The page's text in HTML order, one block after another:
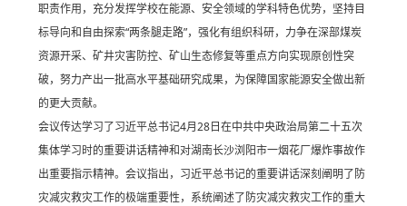
职责作用，充分发挥学校在能源、安全领域的学科特色优势，坚持目
标导向和自由探索“两条腿走路”，强化有组织科研，力争在深部煤炭
资源开采、矿井灾害防控、矿山生态修复等重点方向实现原创性突
破，努力产出一批高水平基础研究成果，为保障国家能源安全做出新
的更大贡献。
会议传达学习了习近平总书记4月28日在中共中央政治局第二十五次
集体学习时的重要讲话精神和对湖南长沙浏阳市一烟花厂爆炸事故作
出重要指示精神。会议指出，习近平总书记的重要讲话深刻阐明了防
灾减灾救灾工作的极端重要性，系统阐述了防灾减灾救灾工作的重大